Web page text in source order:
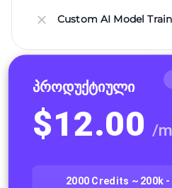
Custom AI Model
Პროდუქტიული
$12.00 /
2000 Credits ~ 200k